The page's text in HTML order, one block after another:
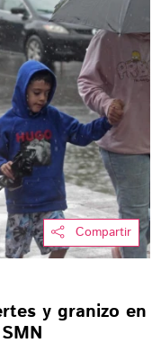
Compartir
y granizo en